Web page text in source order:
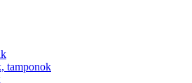
tamponok